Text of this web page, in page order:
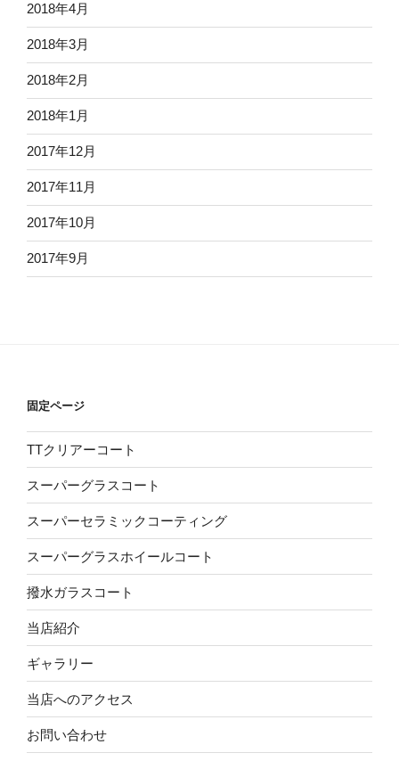
2018年4月
2018年3月
2018年2月
2018年1月
2017年12月
2017年11月
2017年10月
2017年9月
固定ページ
TTクリアーコート
スーパーグラスコート
スーパーセラミックコーティング
スーパーグラスホイールコート
撥水ガラスコート
当店紹介
ギャラリー
当店へのアクセス
お問い合わせ